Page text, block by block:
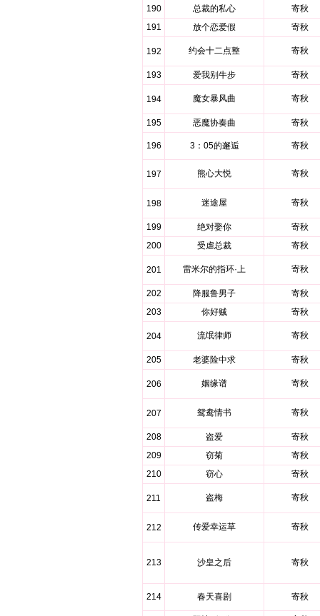
190 总裁的私心
寄秋
191
放个恋爱假 寄秋
192 约会十二点整 寄秋
193 爱我别牛步 寄秋
194 魔女暴风曲 寄秋
195 恶魔协奏曲 寄秋
196 3：05的邂逅 寄秋
197 熊心大悦 寄秋
198 迷途屋 寄秋
199 绝对娶你
寄秋
200
受虐总裁 寄秋
201 雷米尔的指环·上 寄秋
202 降服鲁男子
寄秋
203
你好贼 寄秋
204 流氓律师 寄秋
205 老婆险中求 寄秋
206 姻缘谱 寄秋
207 鸳鸯情书 寄秋
208 盗爱
寄秋
209
窃菊
寄秋
210
窃心 寄秋
211 盗梅 寄秋
212 传爱幸运草 寄秋
213 沙皇之后 寄秋
214 春天喜剧 寄秋